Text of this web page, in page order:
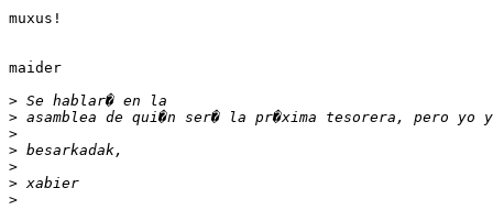
muxus!
maider
>
>
>
>
>
>
>